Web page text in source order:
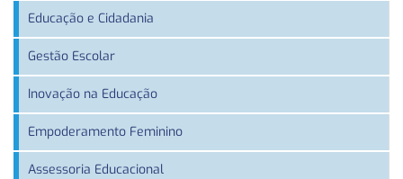
Educação e Cidadania
Gestão Escolar
Inovação na Educação
Empoderamento Feminino
Assessoria Educacional